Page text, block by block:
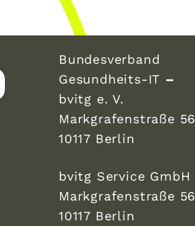
Bundesverband
Gesundheits-IT –
bvitg e. V.
Markgrafenstraße 56
10117 Berlin
bvitg Service GmbH
Markgrafenstraße 56
10117 Berlin